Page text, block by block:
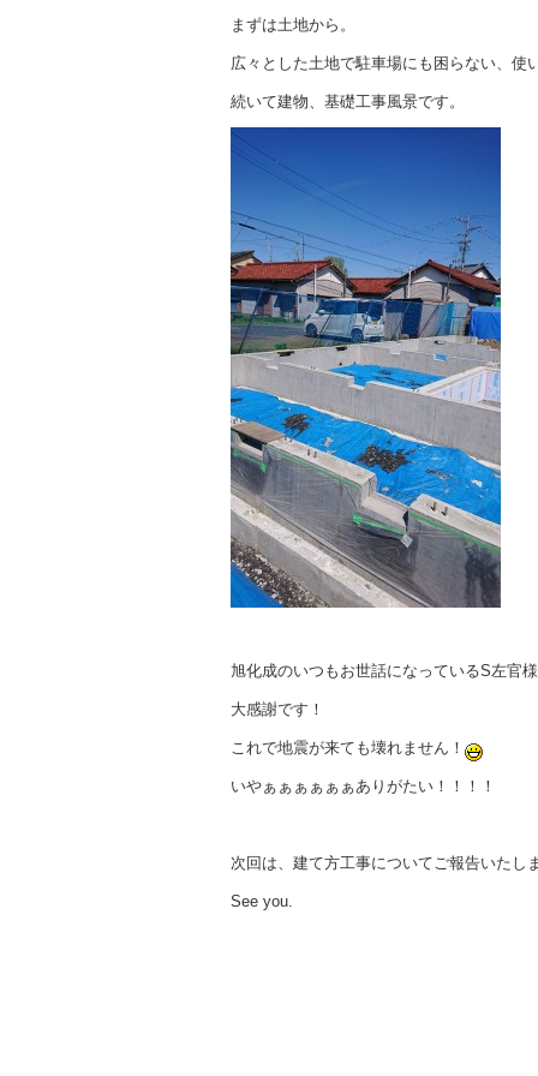
まずは土地から。
広々とした土地で駐車場にも困らない、使
続いて建物、基礎工事風景です。
旭化成のいつもお世話になっているS左官
大感謝です！
これで地震が来ても壊れません！
いやぁぁぁぁぁぁありがたい！！！！
次回は、建て方工事についてご報告いたしま
See you.